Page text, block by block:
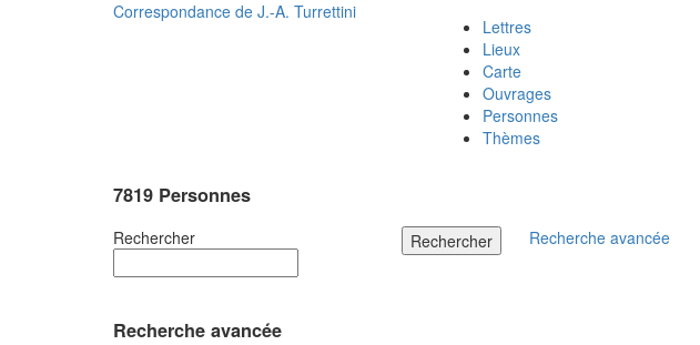
Correspondance de J.-A. Turrettini
Lettres
Lieux
Carte
Ouvrages
Personnes
Thèmes
7819 Personnes
Rechercher Rechercher Recherche avancée
Recherche avancée